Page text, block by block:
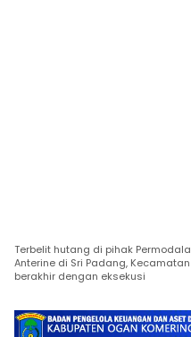
Terbelit hutang di pihak
Anterine di Sri Padang,
berakhir dengan eksekusi